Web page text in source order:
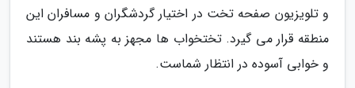
و تلویزیون صفحه تخت در اختیار گردشگران و مسافران این
منطقه قرار می گیرد. تختخواب ها مجهز به پشه بند هستند
و خوابی آسوده در انتظار شماست.